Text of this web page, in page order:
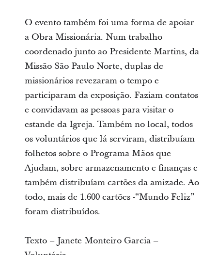
O evento também foi uma forma de apoiar
a Obra Missionária. Num trabalho
coordenado junto ao Presidente Martins, da
Missão São Paulo Norte, duplas de
missionários revezaram o tempo e
participaram da exposição. Faziam contatos
e convidavam as pessoas para visitar o
estande da Igreja. Também no local, todos
os voluntários que lá serviram, distribuíam
folhetos sobre o Programa Mãos que
Ajudam, sobre armazenamento e finanças e
também distribuíam cartões da amizade. Ao
todo, mais de 1.600 cartões -“Mundo Feliz”
foram distribuídos.
Texto – Janete Monteiro Garcia –